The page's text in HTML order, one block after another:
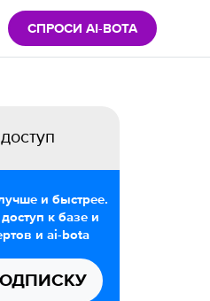
СПРОСИ AI-BOTA
и быстрее.
к базе и
и ai-bota